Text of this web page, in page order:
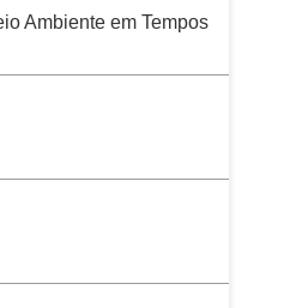
Ambiente em Tempos